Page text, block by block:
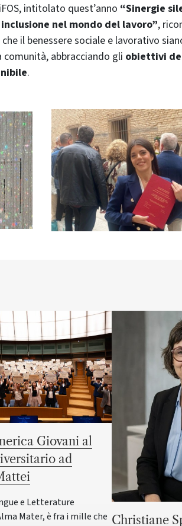
intitolato quest’anno “Sinergie
nel mondo del lavoro”,
il benessere sociale e lavorativo
abbracciando gli obiettivi
.
Giovani al
ad
e Letterature
Mater, è fra i mille che Christiane